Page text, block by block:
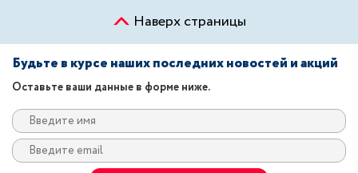
Наверх страницы
Будьте в курсе наших последних новостей и акций
Оставьте ваши данные в форме ниже.